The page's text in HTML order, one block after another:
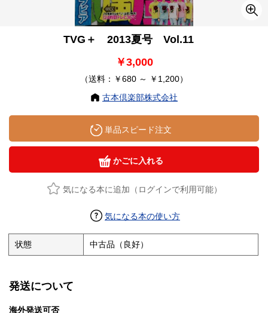
TVG＋ 2013夏号 Vol.11
￥3,000
（送料：￥680 ～ ￥1,200）
古本倶楽部株式会社
単品スピード注文
かごに入れる
気になる本に追加（ログインで利用可能）
気になる本の使い方
状態 中古品（良好）
発送について
海外発送可否